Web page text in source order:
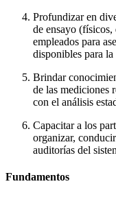
Profundizar en
de ensayo
empleados para
disponibles para la
Brindar
de las mediciones
con el análisis
Capacitar a los
organizar,
auditorías del
Fundamentos